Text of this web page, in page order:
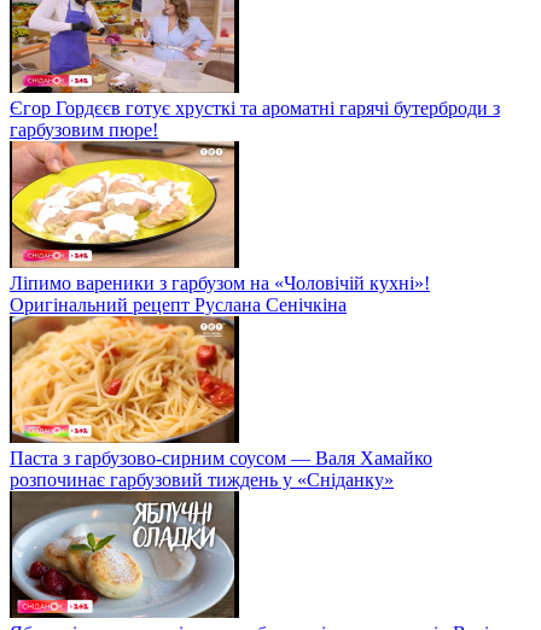
Єгор Гордєєв готує хрусткі та ароматні гарячі бутерброди з
гарбузовим пюре!
Ліпимо вареники з гарбузом на «Чоловічій кухні»!
Оригінальний рецепт Руслана Сенічкіна
Паста з гарбузово-сирним соусом — Валя Хамайко
розпочинає гарбузовий тиждень у «Сніданку»